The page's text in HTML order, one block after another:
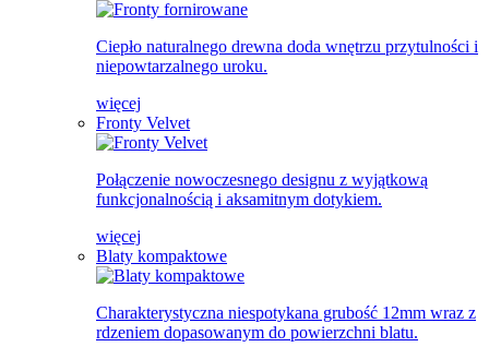
Ciepło naturalnego drewna doda wnętrzu przytulności i
niepowtarzalnego uroku.
więcej
Fronty Velvet
Połączenie nowoczesnego designu z wyjątkową
funkcjonalnością i aksamitnym dotykiem.
więcej
Blaty kompaktowe
Charakterystyczna niespotykana grubość 12mm wraz z
rdzeniem dopasowanym do powierzchni blatu.